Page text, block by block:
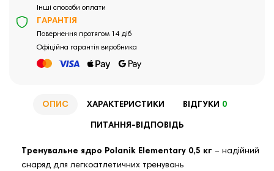
Інші способи оплати
ГАРАНТІЯ
Повернення протягом 14 діб
Офіційна гарантія виробника
ОПИС ХАРАКТЕРИСТИКИ ВІДГУКИ 0
ПИТАННЯ-ВІДПОВІДЬ
Тренувальне ядро Polanik Elementary 0,5 кг – надійний
снаряд для легкоатлетичних тренувань